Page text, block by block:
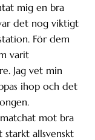
mig en bra
det nog viktigt
För dem
varit
Jag vet min
ihop och det
mot bra
allsvenskt